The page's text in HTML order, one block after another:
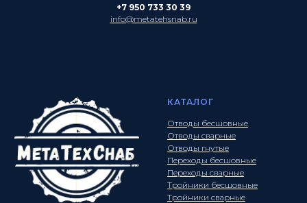
+7 950 733 30 39
info@metatehsnab.ru
КАТАЛОГ
Отводы бесшовные
Отводы сварные
Отводы гнутые
Переходы бесшовные
Переходы сварные
Тройники бесшовные
Тройники сварные